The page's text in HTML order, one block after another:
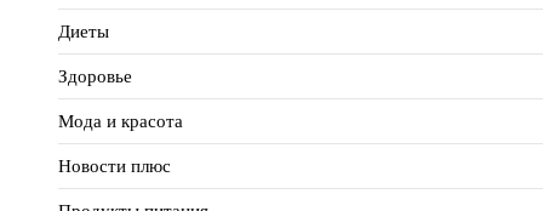
Диеты
Здоровье
Мода и красота
Новости плюс